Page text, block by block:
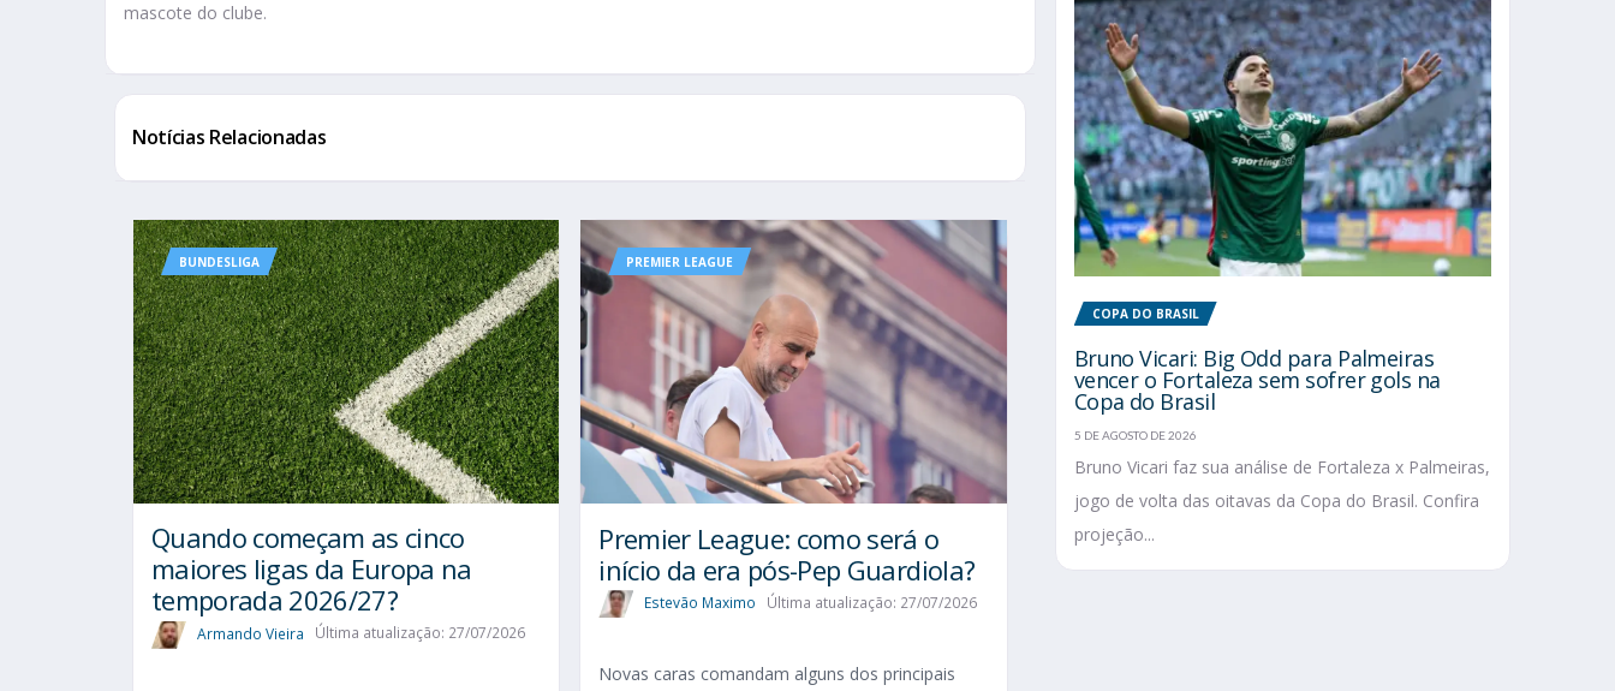
mascote do clube.
Notícias Relacionadas
BUNDESLIGA
Quando começam as cinco
maiores ligas da Europa na
temporada 2026/27?
Armando Vieira Última atualização: 27/07/2026
PREMIER LEAGUE
Premier League: como será o
início da era pós-Pep Guardiola?
Estevão Maximo Última atualização: 27/07/2026
Novas caras comandam alguns dos principais
COPA DO BRASIL
Bruno Vicari: Big Odd para Palmeiras
vencer o Fortaleza sem sofrer gols na
Copa do Brasil
5 DE AGOSTO DE 2026
Bruno Vicari faz sua análise de Fortaleza x Palmeiras,
jogo de volta das oitavas da Copa do Brasil. Confira
projeção...